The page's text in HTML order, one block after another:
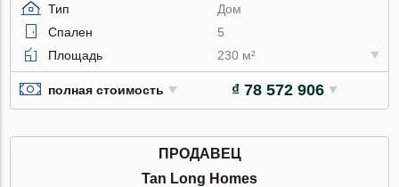
Тип
Дом
Спален
5
Площадь
230 м²
полная стоимость ₫ 78 572 906
ПРОДАВЕЦ
Tan Long Homes